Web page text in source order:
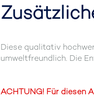
Diese qualitativ
umweltfreundlich. Die
ACHTUNG! Für diesen